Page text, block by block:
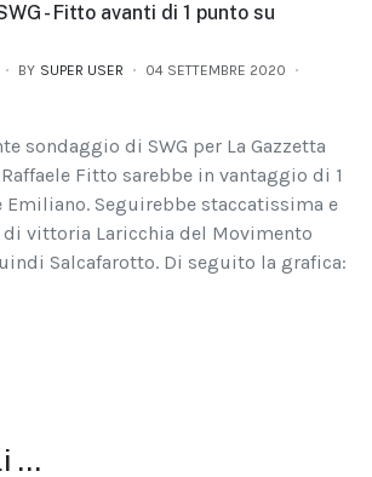
- Fitto avanti di 1 punto su
BY SUPER USER
04 SETTEMBRE 2020
sondaggio di SWG per La Gazzetta
Fitto sarebbe in vantaggio di 1
Seguirebbe staccatissima e
vittoria Laricchia del Movimento
Salcafarotto. Di seguito la grafica:
…